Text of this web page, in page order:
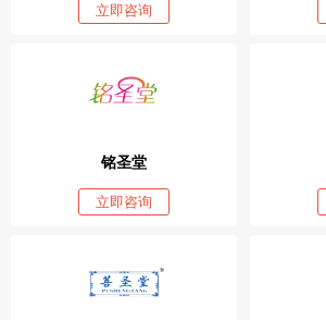
立即咨询
铭圣堂
立即咨询